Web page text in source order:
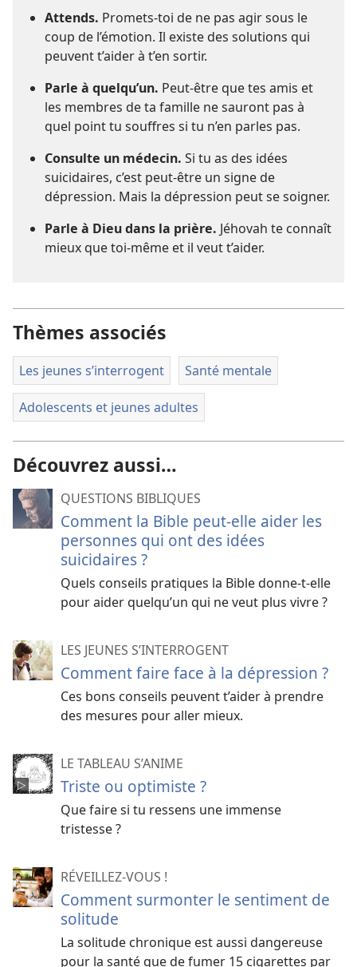
Attends. Promets-toi de ne pas agir sous le
coup de l’émotion. Il existe des solutions qui
peuvent t’aider à t’en sortir.
Parle à quelqu’un. Peut-être que tes amis et
les membres de ta famille ne sauront pas à
quel point tu souffres si tu n’en parles pas.
Consulte un médecin. Si tu as des idées
suicidaires, c’est peut-être un signe de
dépression. Mais la dépression peut se soigner.
Parle à Dieu dans la prière. Jéhovah te connaît
mieux que toi-même et il veut t’aider.
Thèmes associés
Les jeunes s’interrogent Santé mentale
Adolescents et jeunes adultes
Découvrez aussi…
QUESTIONS BIBLIQUES
Comment la Bible peut-elle aider les
personnes qui ont des idées
suicidaires ?
Quels conseils pratiques la Bible donne-t-elle
pour aider quelqu’un qui ne veut plus vivre ?
LES JEUNES S’INTERROGENT
Comment faire face à la dépression ?
Ces bons conseils peuvent t’aider à prendre
des mesures pour aller mieux.
LE TABLEAU S’ANIME
Triste ou optimiste ?
Que faire si tu ressens une immense
tristesse ?
RÉVEILLEZ-VOUS !
Comment surmonter le sentiment de
solitude
La solitude chronique est aussi dangereuse
pour la santé que de fumer 15 cigarettes par